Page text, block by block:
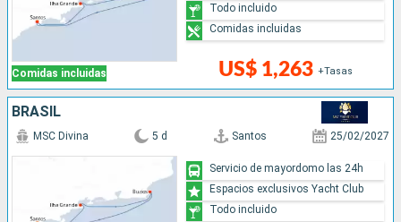
Comidas incluidas US$ 1,263 +Tasas
Todo incluido
Comidas incluidas
BRASIL
MSC Divina 5 d Santos 25/02/2027
Servicio de mayordomo las 24h
Espacios exclusivos Yacht Club
Todo incluido